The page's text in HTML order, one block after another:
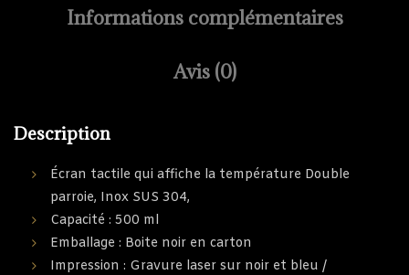
Informations complémentaires
Avis (0)
Description
Écran tactile qui affiche la température Double
parroie, Inox SUS 304,
Capacité : 500 ml
Emballage : Boite noir en carton
Impression : Gravure laser sur noir et bleu /